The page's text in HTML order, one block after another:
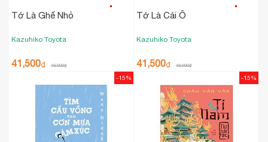
Tớ Là Ghế Nhỏ
Kazuhiko Toyota
41,500₫ 49,000₫
Tớ Là Cái Ô
Kazuhiko Toyota
41,500₫ 49,000₫
-15% -15%